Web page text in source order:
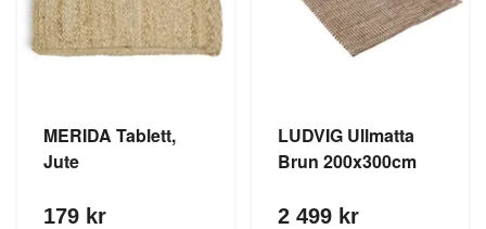
MERIDA Tablett,
Jute
179 kr
LUDVIG Ullmatta
Brun 200x300cm
2 499 kr